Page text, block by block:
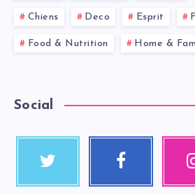
Chiens Deco Esprit
Food & Nutrition Home &
Social